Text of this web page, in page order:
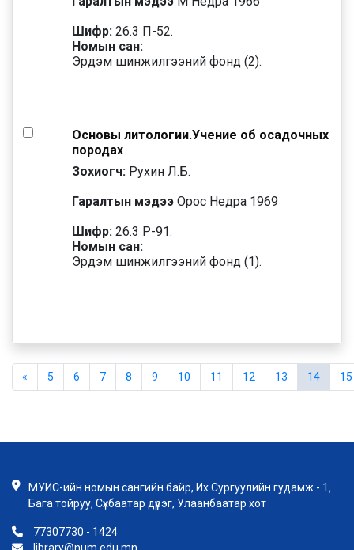
Шифр: 26.3 П-52.
Номын сан:
Эрдэм шинжилгээний фонд (2).
Основы литологии.Учение об осадочных
породах
Зохиогч: Рухин Л.Б.
Гаралтын мэдээ Орос Недра 1969
Шифр: 26.3 Р-91.
Номын сан:
Эрдэм шинжилгээний фонд (1).
« 5 6 7 8 9 10 11 12 13 14 15
МУИС-ийн номын сангийн байр, Их Сургуулийн гудамж - 1,
Бага тойруу, Сүхбаатар дүүрэг, Улаанбаатар хот
77307730 - 1424